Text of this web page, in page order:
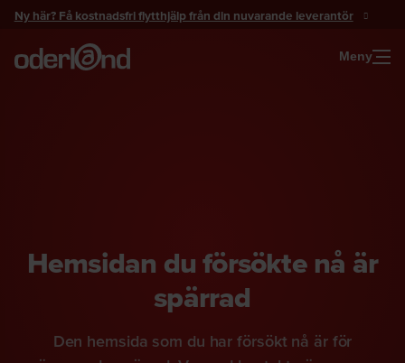
Gå
innehåll
Ny här? Få kostnadsfri flytthjälp från din nuvarande leverantör
Meny
Hemsidan du försökte nå är
spärrad
Den hemsida som du har försökt nå är för